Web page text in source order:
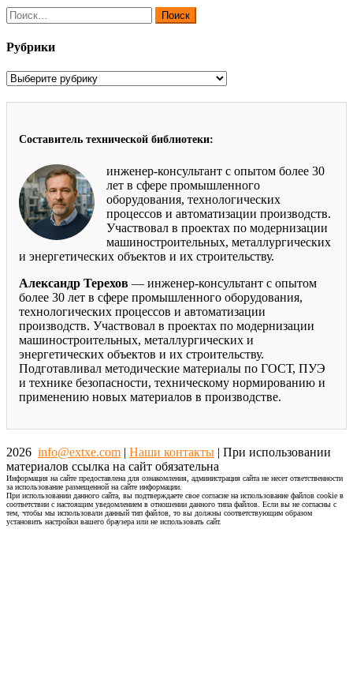
Найти:
Рубрики
Рубрики
Составитель технической библиотеки:
инженер-консультант с опытом более 30
лет в сфере промышленного
оборудования, технологических
процессов и автоматизации производств.
Участвовал в проектах по модернизации
машиностроительных, металлургических
и энергетических объектов и их строительству.
Александр Терехов — инженер-консультант с опытом
более 30 лет в сфере промышленного оборудования,
технологических процессов и автоматизации
производств. Участвовал в проектах по модернизации
машиностроительных, металлургических и
энергетических объектов и их строительству.
Подготавливал методические материалы по ГОСТ, ПУЭ
и технике безопасности, техническому нормированию и
применению новых материалов в производстве.
2026 info@extxe.com | Наши контакты | При использовании
материалов ссылка на сайт обязательна
Информация на сайте предоставлена для ознакомления, администрация сайта не несет ответственности
за использование размещенной на сайте информации.
При использовании данного сайта, вы подтверждаете свое согласие на использование файлов cookie в
соответствии с настоящим уведомлением в отношении данного типа файлов. Если вы не согласны с
тем, чтобы мы использовали данный тип файлов, то вы должны соответствующим образом
установить настройки вашего браузера или не использовать сайт.